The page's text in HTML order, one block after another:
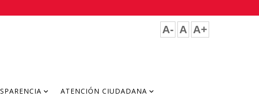
A- A A+
ATENCIÓN CIUDADANA